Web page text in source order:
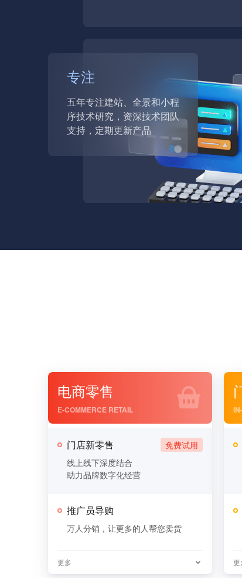
专注
五年专注建站、全景和小程
序技术研究，资深技术团队
支持，定期更新产品
电商零售
E-COMMERCE RETAIL
门店新零售
线上线下深度结合
助力品牌数字化经营
推广员导购
万人分销，让更多的人帮您卖货
更多 更